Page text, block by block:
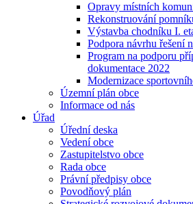
Opravy místních
Rekonstruování
Výstavba chodníku I.
Podpora návrhu řešení
Program na podporu
dokumentace 2022
Modernizace
Územní plán obce
Informace od nás
Úřad
Úřední deska
Vedení obce
Zastupitelstvo obce
Rada obce
Právní předpisy obce
Povodňový plán